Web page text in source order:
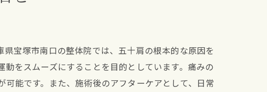
法
宝塚市南口の整体院では、五十肩の根本的な原因を
をスムーズにすることを目的としています。痛みの
能です。また、施術後のアフターケアとして、日常